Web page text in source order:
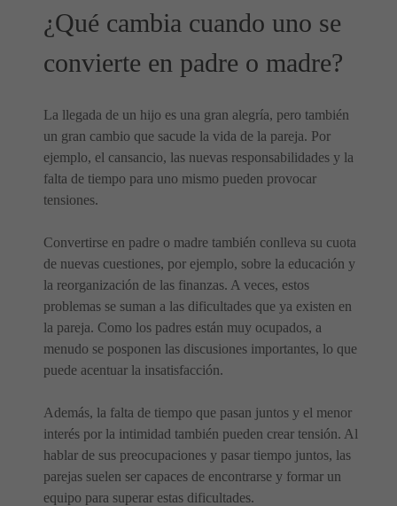
¿Qué cambia cuando uno se
convierte en padre o madre?
La llegada de un hijo es una gran alegría, pero también
un gran cambio que sacude la vida de la pareja. Por
ejemplo, el cansancio, las nuevas responsabilidades y la
falta de tiempo para uno mismo pueden provocar
tensiones.
Convertirse en padre o madre también conlleva su cuota
de nuevas cuestiones, por ejemplo, sobre la educación y
la reorganización de las finanzas. A veces, estos
problemas se suman a las dificultades que ya existen en
la pareja. Como los padres están muy ocupados, a
menudo se posponen las discusiones importantes, lo que
puede acentuar la insatisfacción.
Además, la falta de tiempo que pasan juntos y el menor
interés por la intimidad también pueden crear tensión. Al
hablar de sus preocupaciones y pasar tiempo juntos, las
parejas suelen ser capaces de encontrarse y formar un
equipo para superar estas dificultades.